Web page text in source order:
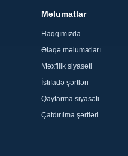
Məlumatlar
Haqqımızda
Əlaqə məlumatları
Məxfilik siyasəti
İstifadə şərtləri
Qaytarma siyasəti
Çatdırılma şərtləri